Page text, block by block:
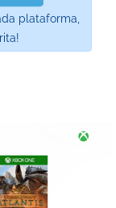
plataforma,